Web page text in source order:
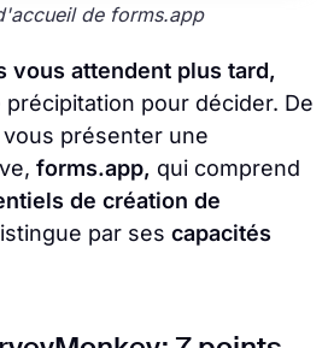
de forms.app
vous attendent plus tard,
pour décider. De
présenter une
forms.app, qui comprend
de création de
par ses capacités